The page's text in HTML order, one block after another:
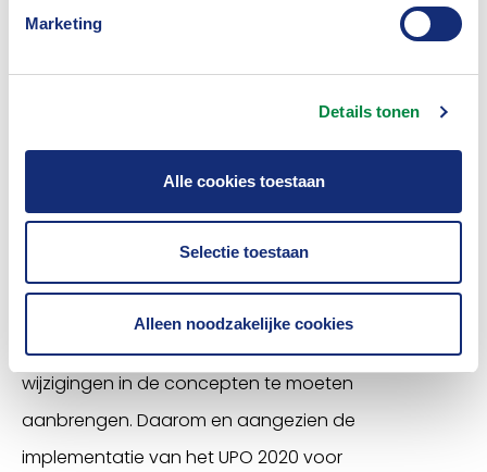
Marketing
Details tonen
Alle cookies toestaan
Selectie toestaan
Alleen noodzakelijke cookies
van Sociale Zaken en Werkgelegenheid en aan AFM.
UPO-modellen namelijk elk jaar officieel vast.
Tijdens de totstandkoming van de concepten voor
van AFM of SZW, zeer wezenlijke of ingrijpende
wijzigingen in de concepten te moeten
aanbrengen. Daarom en aangezien de
implementatie van het UPO 2020 voor